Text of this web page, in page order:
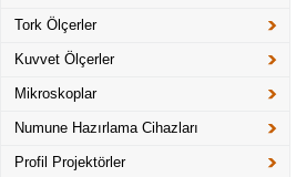
Tork Ölçerler
Kuvvet Ölçerler
Mikroskoplar
Numune Hazırlama Cihazları
Profil Projektörler